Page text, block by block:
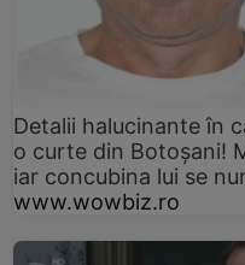
Detalii halucinante în
o curte din Botoșani!
iar concubina lui se
www.wowbiz.ro